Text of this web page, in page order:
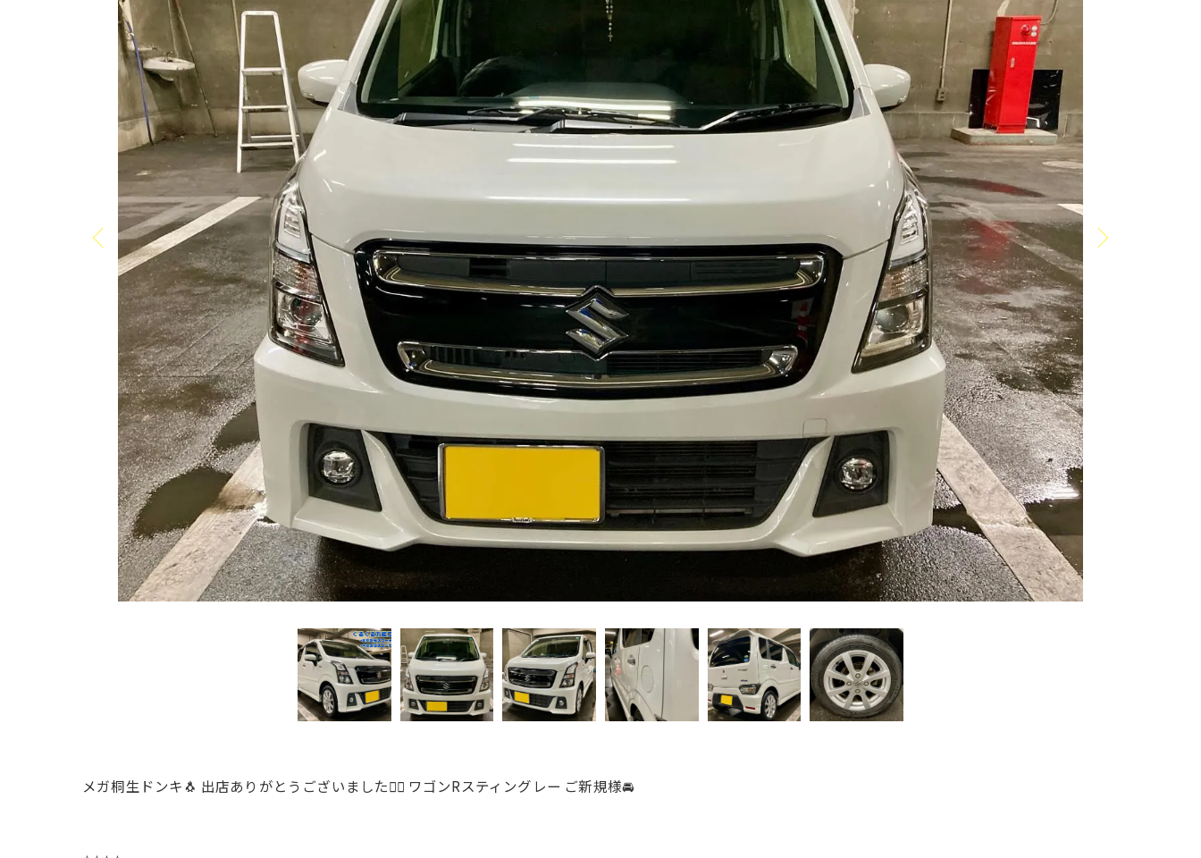
メガ桐生ドンキ🐧 出店ありがとうございました🙇‍♂️ ワゴンRスティングレー ご新規様🚘